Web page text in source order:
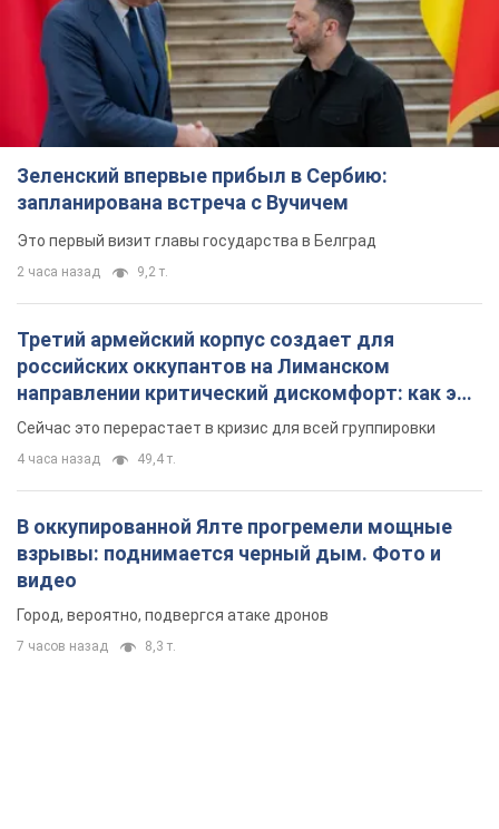
Зеленский впервые прибыл в Сербию:
запланирована встреча с Вучичем
Это первый визит главы государства в Белград
2 часа назад 9,2 т.
Третий армейский корпус создает для
российских оккупантов на Лиманском
направлении критический дискомфорт: как это
удалось
Сейчас это перерастает в кризис для всей группировки
4 часа назад 49,4 т.
В оккупированной Ялте прогремели мощные
взрывы: поднимается черный дым. Фото и
видео
Город, вероятно, подвергся атаке дронов
7 часов назад 8,3 т.